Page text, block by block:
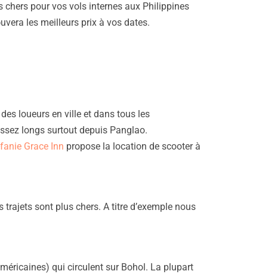
chers pour vos vols internes aux Philippines
les meilleurs prix à vos dates.
loueurs en ville et dans tous les
longs surtout depuis Panglao.
Grace Inn propose la location de scooter à
sont plus chers. A titre d’exemple nous
qui circulent sur Bohol. La plupart